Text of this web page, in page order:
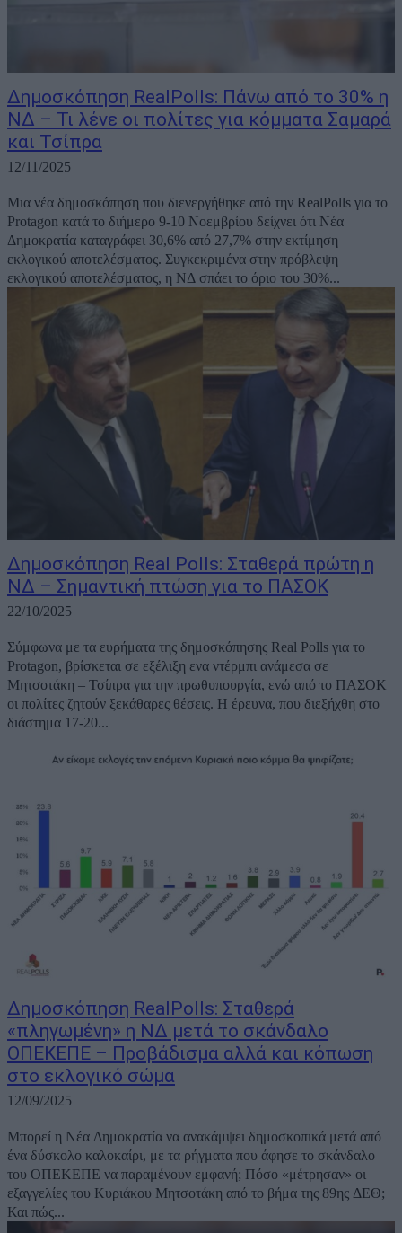
Δημοσκόπηση RealPolls: Πάνω από το 30% η
ΝΔ – Τι λένε οι πολίτες για κόμματα Σαμαρά
και Τσίπρα
12/11/2025
Μια νέα δημοσκόπηση που διενεργήθηκε από την RealPolls για το
Protagon κατά το διήμερο 9-10 Νοεμβρίου δείχνει ότι Νέα
Δημοκρατία καταγράφει 30,6% από 27,7% στην εκτίμηση
εκλογικού αποτελέσματος. Συγκεκριμένα στην πρόβλεψη
εκλογικού αποτελέσματος, η ΝΔ σπάει το όριο του 30%...
Δημοσκόπηση Real Polls: Σταθερά πρώτη η
ΝΔ – Σημαντική πτώση για το ΠΑΣΟΚ
22/10/2025
Σύμφωνα με τα ευρήματα της δημοσκόπησης Real Polls για το
Protagon, βρίσκεται σε εξέλιξη ενα ντέρμπι ανάμεσα σε
Μητσοτάκη – Τσίπρα για την πρωθυπουργία, ενώ από το ΠΑΣΟΚ
οι πολίτες ζητούν ξεκάθαρες θέσεις. Η έρευνα, που διεξήχθη στο
διάστημα 17-20...
Δημοσκόπηση RealPolls: Σταθερά
«πληγωμένη» η ΝΔ μετά το σκάνδαλο
ΟΠΕΚΕΠΕ – Προβάδισμα αλλά και κόπωση
στο εκλογικό σώμα
12/09/2025
Μπορεί η Νέα Δημοκρατία να ανακάμψει δημοσκοπικά μετά από
ένα δύσκολο καλοκαίρι, με τα ρήγματα που άφησε το σκάνδαλο
του ΟΠΕΚΕΠΕ να παραμένουν εμφανή; Πόσο «μέτρησαν» οι
εξαγγελίες του Κυριάκου Μητσοτάκη από το βήμα της 89ης ΔΕΘ;
Και πώς...